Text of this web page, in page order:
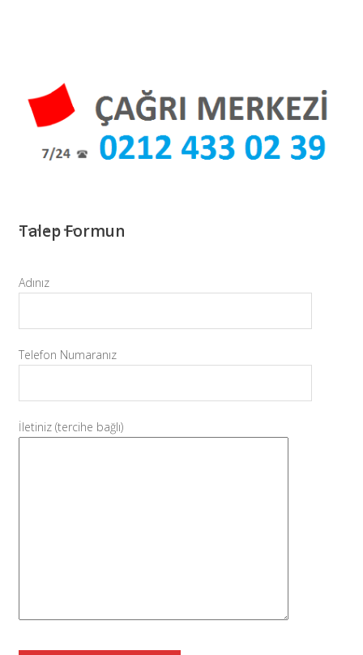
Talep Formun
Adınız
Telefon Numaranız
İletiniz (tercihe bağlı)